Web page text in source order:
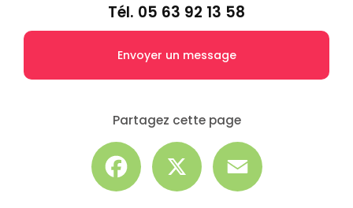
Tél. 05 63 92 13 58
Envoyer un message
Partagez cette page
Facebook